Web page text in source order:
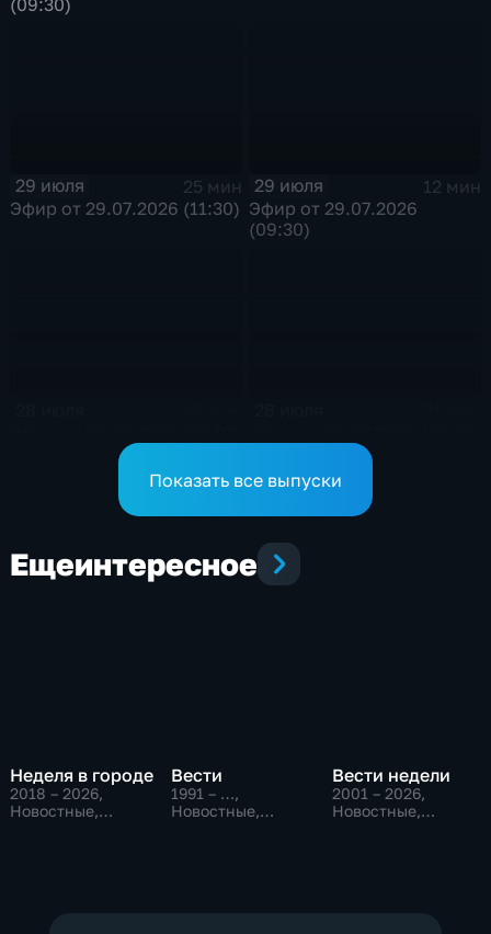
(09:30)
29 июля
25 мин
Эфир от 29.07.2026 (11:30)
29 июля
12 мин
Эфир от 29.07.2026
(09:30)
Показать все выпуски
Ещеинтересное
Неделя в городе
2018 – 2026,
Новостные,
Вести
1991 – …,
Новостные,
Вести недели
2001 – 2026,
Новостные,